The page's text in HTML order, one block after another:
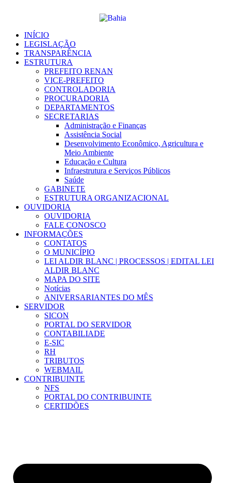
conteúdoINÍCIO
LEGISLAÇÃO
TRANSPARÊNCIA
ESTRUTURA
PREFEITO RENAN
VICE-PREFEITO
CONTROLADORIA
PROCURADORIA
DEPARTAMENTOS
SECRETARIAS
Administração e Finanças
Assistência Social
Desenvolvimento Econômico, Agricultura e
Meio Ambiente
Educação e Cultura
Infraestrutura e Serviços Públicos
Saúde
GABINETE
ESTRUTURA ORGANIZACIONAL
OUVIDORIA
OUVIDORIA
FALE CONOSCO
INFORMAÇÕES
CONTATOS
O MUNICÍPIO
LEI ALDIR BLANC | PROCESSOS | EDITAL LEI
ALDIR BLANC
MAPA DO SITE
Notícias
ANIVERSARIANTES DO MÊS
SERVIDOR
SICON
PORTAL DO SERVIDOR
CONTABILIADE
E-SIC
RH
TRIBUTOS
WEBMAIL
CONTRIBUINTE
NFS
PORTAL DO CONTRIBUINTE
CERTIDÕES